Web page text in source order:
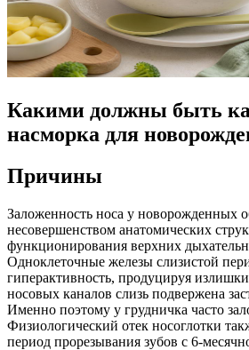
Какими должны быть
насморка для
Причины
Заложенность носа у новорожденных
несовершенством анатомических
функционирования верхних
Одноклеточные железы слизистой
гиперактивность, продуцируя
носовых каналов слизь подвержена
Именно поэтому у грудничка часто
Физиологический отек носоглотки
период прорезывания зубов с 6-